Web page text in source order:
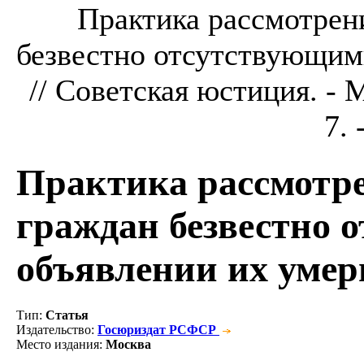
Практика
безвестно
// Советская юстиция.
7.
Практика
граждан безвестно
объявлении их
Тип: Статья
Издательство: Госюриздат РСФСР
Место издания: Москва